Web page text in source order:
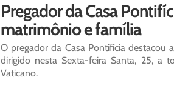
Pregador da Casa
matrimônio e família
O pregador da Casa Pontifícia destacou
dirigido nesta Sexta-feira Santa, 25, a
Vaticano.